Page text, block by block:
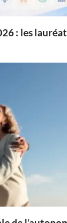
: les